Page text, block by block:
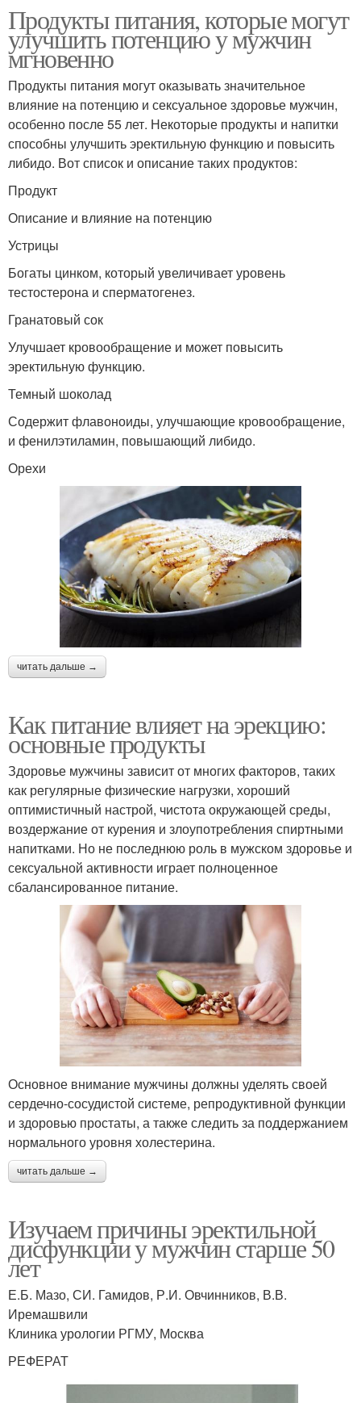
Продукты питания, которые могут
улучшить потенцию у мужчин
мгновенно
Продукты питания могут оказывать значительное
влияние на потенцию и сексуальное здоровье мужчин,
особенно после 55 лет. Некоторые продукты и напитки
способны улучшить эректильную функцию и повысить
либидо. Вот список и описание таких продуктов:
Продукт
Описание и влияние на потенцию
Устрицы
Богаты цинком, который увеличивает уровень
тестостерона и сперматогенез.
Гранатовый сок
Улучшает кровообращение и может повысить
эректильную функцию.
Темный шоколад
Содержит флавоноиды, улучшающие кровообращение,
и фенилэтиламин, повышающий либидо.
Орехи
читать дальше →
Как питание влияет на эрекцию:
основные продукты
Здоровье мужчины зависит от многих факторов, таких
как регулярные физические нагрузки, хороший
оптимистичный настрой, чистота окружающей среды,
воздержание от курения и злоупотребления спиртными
напитками. Но не последнюю роль в мужском здоровье и
сексуальной активности играет полноценное
сбалансированное питание.
Основное внимание мужчины должны уделять своей
сердечно-сосудистой системе, репродуктивной функции
и здоровью простаты, а также следить за поддержанием
нормального уровня холестерина.
читать дальше →
Изучаем причины эректильной
дисфункции у мужчин старше 50
лет
Е.Б. Мазо, СИ. Гамидов, Р.И. Овчинников, В.В.
Иремашвили
Клиника урологии РГМУ, Москва
РЕФЕРАТ